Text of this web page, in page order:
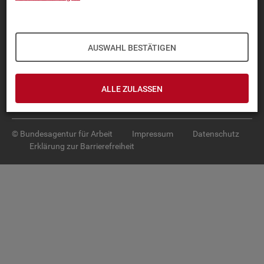
AUSWAHL BESTÄTIGEN
ALLE ZULASSEN
TOP-PRO­DUK­TE
SER­VICE
© Bundesagentur für Arbeit Impressum
Datenschutz
Erklärung zur Barrierefreiheit